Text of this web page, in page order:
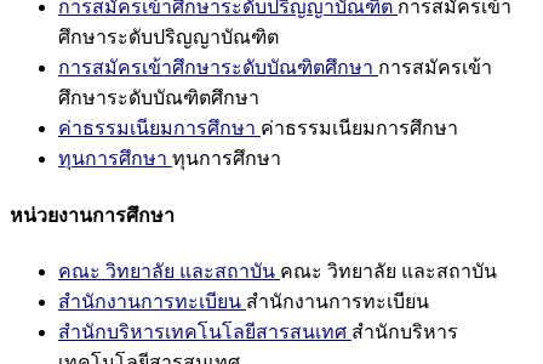
การสมัครเข้าศึกษาระดับปริญญาบัณฑิต การสมัครเข้า
ศึกษาระดับปริญญาบัณฑิต
การสมัครเข้าศึกษาระดับบัณฑิตศึกษา การสมัครเข้า
ศึกษาระดับบัณฑิตศึกษา
ค่าธรรมเนียมการศึกษา ค่าธรรมเนียมการศึกษา
ทุนการศึกษา ทุนการศึกษา
หน่วยงานการศึกษา
คณะ วิทยาลัย และสถาบัน คณะ วิทยาลัย และสถาบัน
สำนักงานการทะเบียน สำนักงานการทะเบียน
สำนักบริหารเทคโนโลยีสารสนเทศ สำนักบริหาร